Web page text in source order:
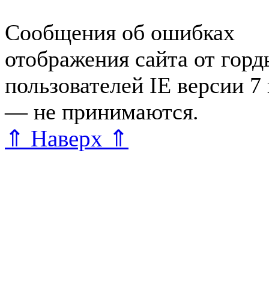
Сообщения об ошибках
отображения сайта от
пользователей IE версии
— не принимаются.
⇑ Наверх ⇑